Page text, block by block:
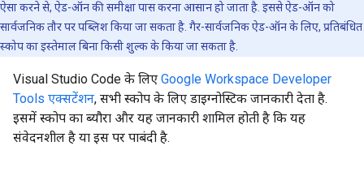
ऐसा करने से, ऐड-ऑन की समीक्षा पास करना आसान हो जाता है. इससे ऐड-ऑन को
सार्वजनिक तौर पर पब्लिश किया जा सकता है. गैर-सार्वजनिक ऐड-ऑन के लिए, प्रतिबंधित
स्कोप का इस्तेमाल बिना किसी शुल्क के किया जा सकता है.
Visual Studio Code के लिए Google Workspace Developer
Tools एक्सटेंशन, सभी स्कोप के लिए डाइग्नोस्टिक जानकारी देता है.
इसमें स्कोप का ब्यौरा और यह जानकारी शामिल होती है कि यह
संवेदनशील है या इस पर पाबंदी है.